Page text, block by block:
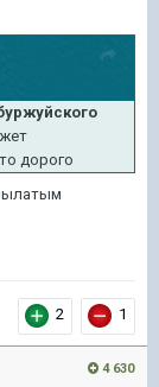
дорого
2 1
4 630